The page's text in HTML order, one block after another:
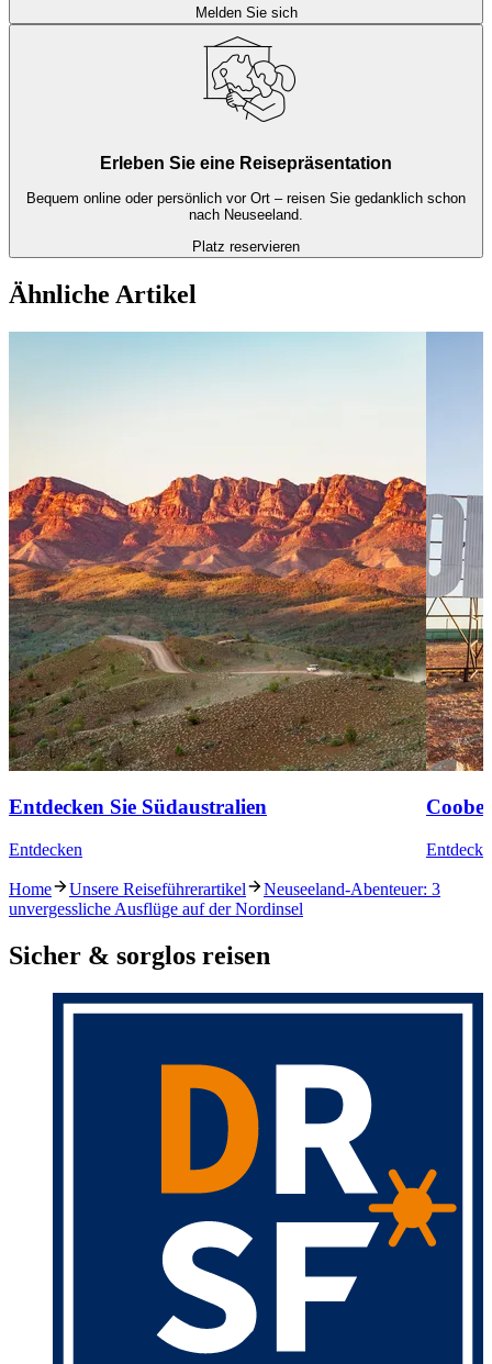
Melden Sie sich
Erleben Sie eine Reisepräsentation
Bequem online oder persönlich vor Ort – reisen Sie gedanklich schon
nach Neuseeland.
Platz reservieren
Ähnliche Artikel
Entdecken Sie Südaustralien
Entdecken
Home Unsere Reiseführerartikel
Neuseeland-Abenteuer: 3
unvergessliche Ausflüge auf der Nordinsel
Sicher & sorglos reisen